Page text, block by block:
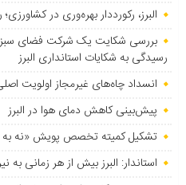
البرز، رکورددار بهره‌وری در
بررسی شکایت یک شرکت فضای
رسیدگی به شکایات استانداری البرز
انسداد چاه‌های غیرمجاز اولویت
پیش‌بینی کاهش دمای هوا در البرز
تشکیل کمیته تخصص پویش «نه به
استاندار: البرز بیش از هر زمانی به